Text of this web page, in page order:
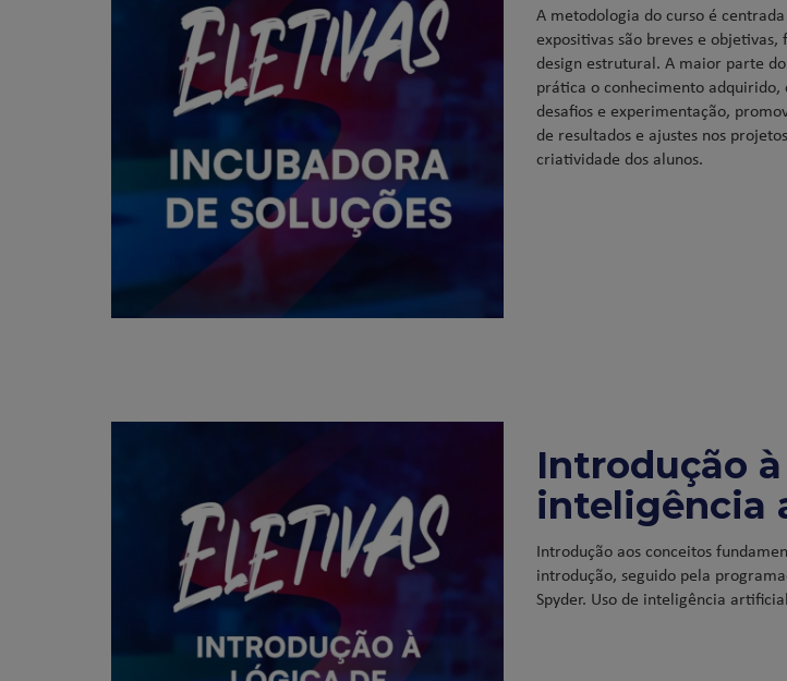
A metodologia do curso é
expositivas são breves e
design estrutural. A maior parte
prática o conhecimento
desafios e experimentação,
de resultados e ajustes nos
criatividade dos alunos.
Introdução
inteligência
Introdução aos conceitos
introdução, seguido pela
Spyder. Uso de inteligência